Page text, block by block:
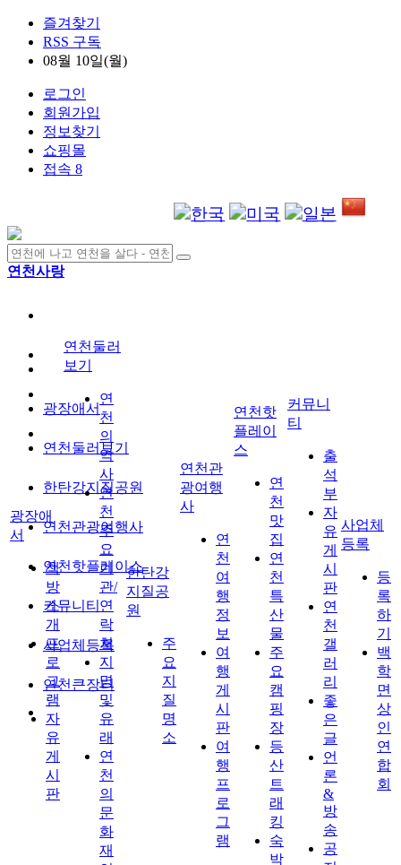
즐겨찾기
RSS 구독
08월 10일(월)
로그인
회원가입
정보찾기
쇼핑몰
접속 8
연천사랑
광장애서
연천둘러보기
한탄강지질공원
연천관광여행사
연천핫플레이스
커뮤니티
사업체등록
연천큰장터
광장애
서
책
방
소
개
프
로
그
램
자
유
게
시
판
연천둘러
보기
연
천
의
역
사
연
천
주
요
기
관/
연
락
처
지
명
및
유
래
연
천
의
문
화
재
한탄강
지질공
원
주
요
지
질
명
소
연천관
광여행
사
연
천
여
행
정
보
여
행
게
시
판
여
행
프
로
그
램
연천핫
플레이
스
연
천
맛
집
연
천
특
산
물
주
요
캠
핑
장
등
산
트
래
킹
숙
박
커뮤니
티
출
석
부
자
유
게
시
판
연
천
갤
러
리
좋
은
글
언
론
&
방
송
공
사업체
등록
등
록
하
기
백
학
면
상
인
연
합
회